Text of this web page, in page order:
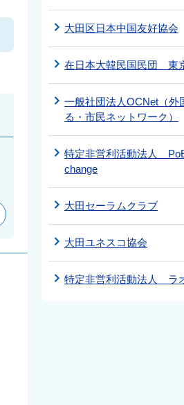
大田区日本中国友好協会
在日本大韓民国民団 東
一般社団法人OCNet（外
る・市民ネットワーク）
特定非営利活動法人
change
大田セーラムクラブ
大田ユネスコ協会
特定非営利活動法人 ラ